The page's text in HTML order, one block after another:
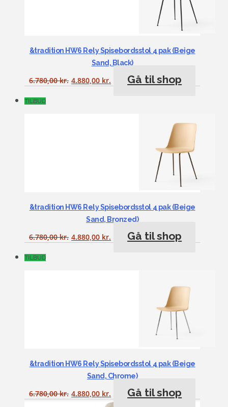
&tradition HW6 Rely Spisebordsstol 4 pak (Beige
Sand, Black)
6.780,00kr. 4.880,00 kr. Gå til shop
TILBUD
&tradition HW6 Rely Spisebordsstol 4 pak (Beige
Sand, Bronzed)
6.780,00kr. 4.880,00 kr. Gå til shop
TILBUD
&tradition HW6 Rely Spisebordsstol 4 pak (Beige
Sand, Chrome)
6.780,00kr. 4.880,00 kr. Gå til shop